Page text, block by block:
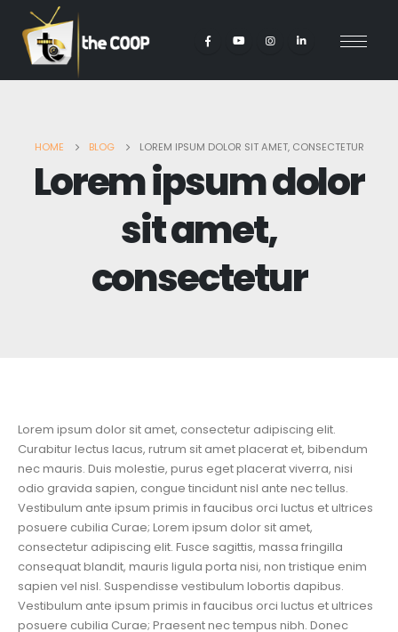
HOME BLOG LOREM IPSUM DOLOR SIT AMET, CONSECTETUR
Lorem ipsum dolor
sit amet,
consectetur
Lorem ipsum dolor sit amet, consectetur adipiscing elit.
Curabitur lectus lacus, rutrum sit amet placerat et, bibendum
nec mauris. Duis molestie, purus eget placerat viverra, nisi
odio gravida sapien, congue tincidunt nisl ante nec tellus.
Vestibulum ante ipsum primis in faucibus orci luctus et ultrices
posuere cubilia Curae; Lorem ipsum dolor sit amet,
consectetur adipiscing elit. Fusce sagittis, massa fringilla
consequat blandit, mauris ligula porta nisi, non tristique enim
sapien vel nisl. Suspendisse vestibulum lobortis dapibus.
Vestibulum ante ipsum primis in faucibus orci luctus et ultrices
posuere cubilia Curae; Praesent nec tempus nibh. Donec